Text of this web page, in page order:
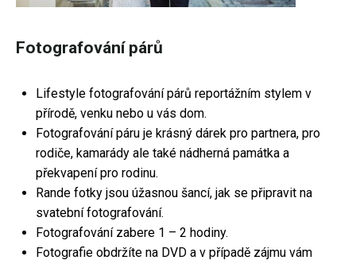
Fotografování párů
Lifestyle fotografování párů reportážním stylem v
přírodě, venku nebo u vás dom.
Fotografování páru je krásný dárek pro partnera, pro
rodiče, kamarády ale také nádherná památka a
překvapení pro rodinu.
Rande fotky jsou úžasnou šancí, jak se připravit na
svatební fotografování.
Fotografování zabere 1 – 2 hodiny.
Fotografie obdržíte na DVD a v případě zájmu vám